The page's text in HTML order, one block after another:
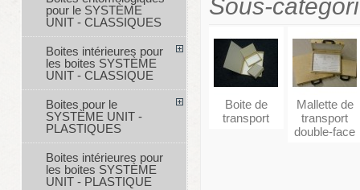
Sous-
Boite de
transport
Mallette de
transport
double-face
pour le SYSTÈME
UNIT - CLASSIQUES
Boites intérieures pour
les boites SYSTÈME
UNIT - CLASSIQUE
Boites pour le
SYSTÈME UNIT -
PLASTIQUES
Boites intérieures pour
les boites SYSTÈME
UNIT - PLASTIQUE